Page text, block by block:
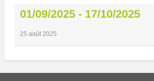
01/09/2025 - 17/10/2025
25 août 2025